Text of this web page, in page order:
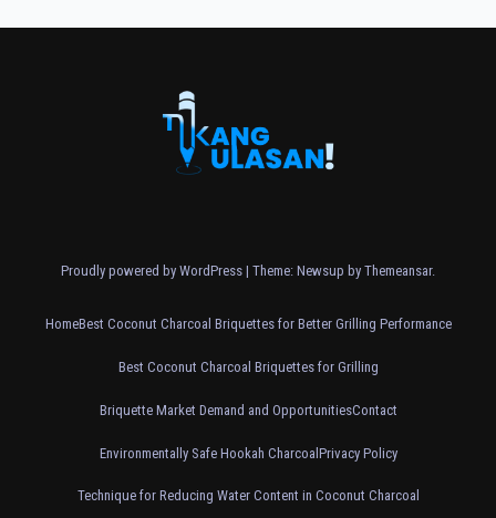
Proudly powered by WordPress | Theme: Newsup by Themeansar.
HomeBest Coconut Charcoal Briquettes for Better Grilling Performance
Best Coconut Charcoal Briquettes for Grilling
Briquette Market Demand and OpportunitiesContact
Environmentally Safe Hookah CharcoalPrivacy Policy
Technique for Reducing Water Content in Coconut Charcoal